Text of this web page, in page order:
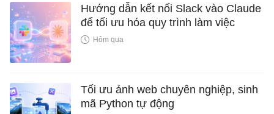
Hướng dẫn kết nối Slack vào Claude
để tối ưu hóa quy trình làm việc
Hôm qua
Tối ưu ảnh web chuyên nghiệp, sinh
mã Python tự động